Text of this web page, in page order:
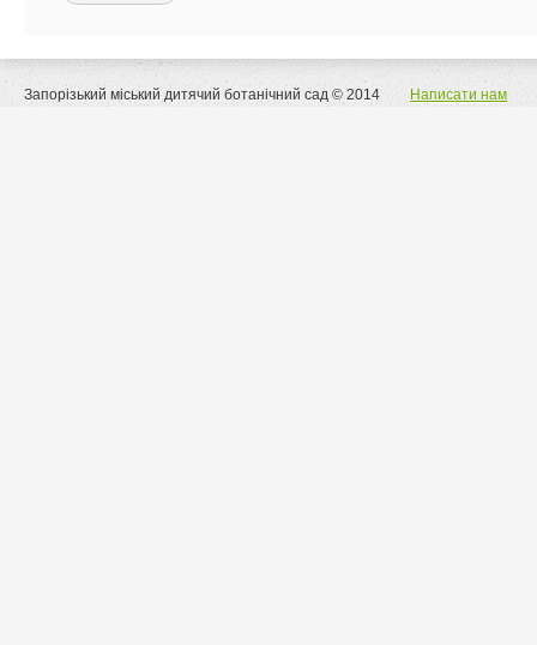
Запорізький міський дитячий ботанічний сад © 2014 Написати нам